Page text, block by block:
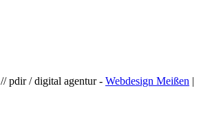
// pdir / digital agentur - Webdesign Meißen |